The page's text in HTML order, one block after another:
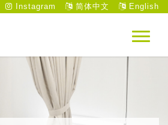
Instagram 简体中文 English